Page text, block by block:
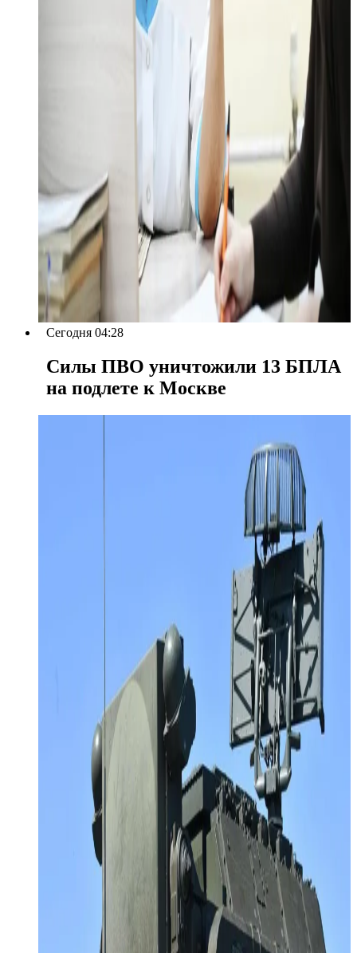
Сегодня 04:28
Силы ПВО уничтожили 13 БПЛА
на подлете к Москве